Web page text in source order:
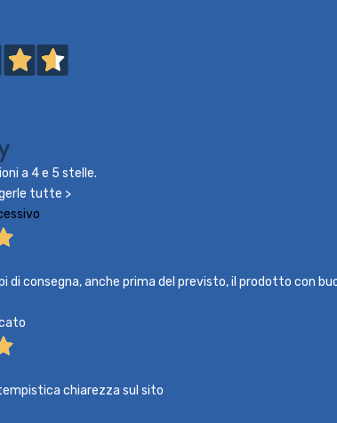
a 4 e 5 stelle.
tutte >
di consegna, anche prima del previsto, il prodotto con
chiarezza sul sito